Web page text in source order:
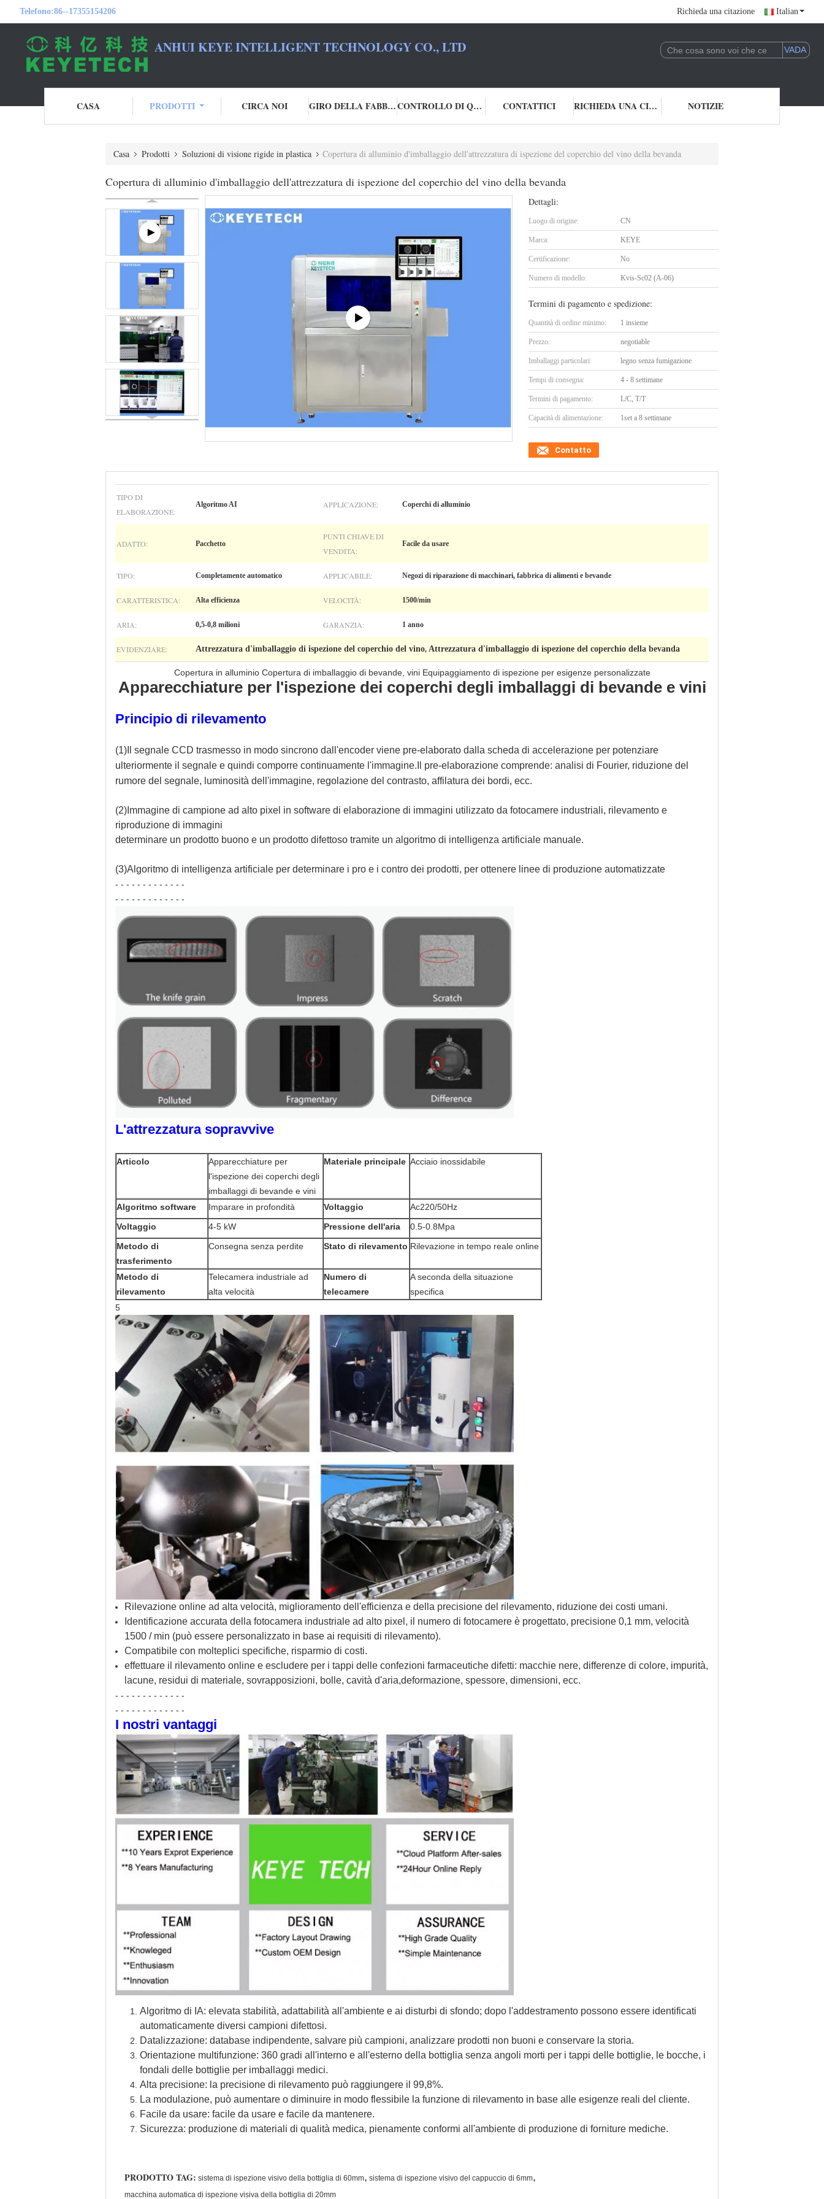
Telefono:86--17355154206 Richieda una citazione Italian
ANHUI KEYE INTELLIGENT TECHNOLOGY CO., LTD
CASA PRODOTTI CIRCA NOI GIRO DELLA FABBRICA CONTROLLO DI QUALITÀ CONTATTICI RICHIEDA UNA CITAZIONE NOTIZIE
Casa Prodotti Soluzioni di visione rigide in plastica Copertura di alluminio d'imballaggio dell'attrezzatura di ispezione del coperchio del vino della bevanda
Copertura di alluminio d'imballaggio dell'attrezzatura di ispezione del coperchio del vino della bevanda
Dettagli:
Luogo di origine: CN
Marca: KEYE
Certificazione: No
Numero di modello: Kvis-Sc02 (A-06)
Termini di pagamento e spedizione:
Quantità di ordine minimo: 1 insieme
Prezzo: negotiable
Imballaggi particolari: legno senza fumigazione
Tempi di consegna: 4 - 8 settimane
Termini di pagamento: L/C, T/T
Capacità di alimentazione: 1set a 8 settimane
Contatto
TIPO DI
ELABORAZIONE:
Algoritmo AI APPLICAZIONE: Coperchi di alluminio
ADATTO: Pacchetto
PUNTI CHIAVE DI
VENDITA:
Facile da usare
TIPO: Completamente automatico APPLICABILE: Negozi di riparazione di macchinari, fabbrica di alimenti e bevande
CARATTERISTICA: Alta efficienza VELOCITÀ: 1500/min
ARIA: 0,5-0,8 milioni GARANZIA: 1 anno
EVIDENZIARE: Attrezzatura d'imballaggio di ispezione del coperchio del vino, Attrezzatura d'imballaggio di ispezione del coperchio della bevanda
Copertura in alluminio Copertura di imballaggio di bevande, vini Equipaggiamento di ispezione per esigenze personalizzate
Apparecchiature per l'ispezione dei coperchi degli imballaggi di bevande e vini
Principio di rilevamento
(1) Il segnale CCD trasmesso in modo sincrono dall'encoder viene pre-elaborato dalla scheda di accelerazione per potenziare
ulteriormente il segnale e quindi comporre continuamente l'immagine. Il pre-elaborazione comprende: analisi di Fourier, riduzione del
rumore del segnale, luminosità dell'immagine, regolazione del contrasto, affilatura dei bordi, ecc.
(2)Immagine di campione ad alto pixel in software di elaborazione di immagini utilizzato da fotocamere industriali, rilevamento e
riproduzione di immagini
determinare un prodotto buono e un prodotto difettoso tramite un algoritmo di intelligenza artificiale manuale.
(3)Algoritmo di intelligenza artificiale per determinare i pro e i contro dei prodotti, per ottenere linee di produzione automatizzate
- - - - - - - - - - - - -
- - - - - - - - - - - - -
L'attrezzatura sopravvive
Articolo
Apparecchiature per
l'ispezione dei coperchi degli
imballaggi di bevande e vini
Materiale principale Acciaio inossidabile
Algoritmo software Imparare in profondità Voltaggio
Ac220/50Hz
Voltaggio
4-5 kW Pressione dell'aria
0.5-0.8Mpa
Metodo di
trasferimento
Consegna senza perdite Stato di rilevamento Rilevazione in tempo reale online
Metodo di
rilevamento
Telecamera industriale ad
alta velocità
Numero di
telecamere
A seconda della situazione
specifica
5
Rilevazione online ad alta velocità, miglioramento dell'efficienza e della precisione del rilevamento, riduzione dei costi umani.
Identificazione accurata della fotocamera industriale ad alto pixel, il numero di fotocamere è progettato, precisione 0,1 mm, velocità
1500 / min (può essere personalizzato in base ai requisiti di rilevamento).
Compatibile con molteplici specifiche, risparmio di costi.
effettuare il rilevamento online e escludere per i tappi delle confezioni farmaceutiche difetti: macchie nere, differenze di colore, impurità,
lacune, residui di materiale, sovrapposizioni, bolle, cavità d'aria,deformazione, spessore, dimensioni, ecc.
- - - - - - - - - - - - -
- - - - - - - - - - - - -
I nostri vantaggi
Algoritmo di IA: elevata stabilità, adattabilità all'ambiente e ai disturbi di sfondo; dopo l'addestramento possono essere identificati
automaticamente diversi campioni difettosi.
Datalizzazione: database indipendente, salvare più campioni, analizzare prodotti non buoni e conservare la storia.
Orientazione multifunzione: 360 gradi all'interno e all'esterno della bottiglia senza angoli morti per i tappi delle bottiglie, le bocche, i
fondali delle bottiglie per imballaggi medici.
Alta precisione: la precisione di rilevamento può raggiungere il 99,8%.
La modulazione, può aumentare o diminuire in modo flessibile la funzione di rilevamento in base alle esigenze reali del cliente.
Facile da usare: facile da usare e facile da mantenere.
Sicurezza: produzione di materiali di qualità medica, pienamente conformi all'ambiente di produzione di forniture mediche.
PRODOTTO TAG: sistema di ispezione visivo della bottiglia di 60mm, sistema di ispezione visivo del cappuccio di 6mm,
macchina automatica di ispezione visiva della bottiglia di 20mm